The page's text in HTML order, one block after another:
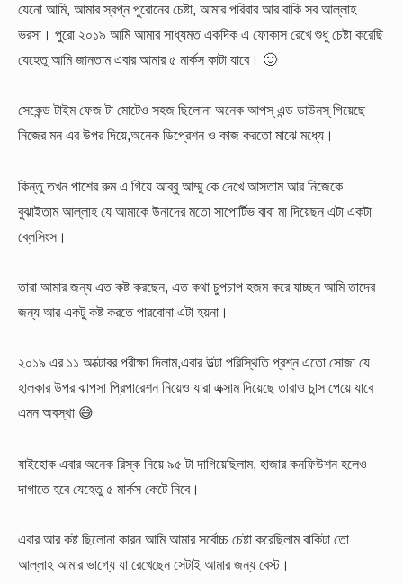
যেনো আমি, আমার স্বপ্ন পুরোনের চেষ্টা, আমার পরিবার আর বাকি সব আল্লাহ
ভরসা। পুরো ২০১৯ আমি আমার সাধ্যমত একদিক এ ফোকাস রেখে শুধু চেষ্টা করেছি
যেহেতু আমি জানতাম এবার আমার ৫ মার্কস কাটা যাবে। 🙂
সেকেন্ড টাইম ফেজ টা মোটেও সহজ ছিলোনা অনেক আপস্ এন্ড ডাউনস্ গিয়েছে
নিজের মন এর উপর দিয়ে,অনেক ডিপ্রেশন ও কাজ করতো মাঝে মধ্যে।
কিন্তু তখন পাশের রুম এ গিয়ে আব্বু আম্মু কে দেখে আসতাম আর নিজেকে
বুঝাইতাম আল্লাহ যে আমাকে উনাদের মতো সাপোর্টিভ বাবা মা দিয়েছন এটা একটা
ব্লেসিংস।
তারা আমার জন্য এত কষ্ট করছেন, এত কথা চুপচাপ হজম করে যাচ্ছন আমি তাদের
জন্য আর একটু কষ্ট করতে পারবোনা এটা হয়না।
২০১৯ এর ১১ অক্টোবর পরীক্ষা দিলাম,এবার উল্টা পরিস্থিতি প্রশ্ন এতো সোজা যে
হালকার উপর ঝাপসা প্রিপারেশন নিয়েও যারা এক্সাম দিয়েছে তারাও চান্স পেয়ে যাবে
এমন অবস্থা 😅
যাইহোক এবার অনেক রিস্ক নিয়ে ৯৫ টা দাগিয়েছিলাম, হাজার কনফিউশন হলেও
দাগাতে হবে যেহেতু ৫ মার্কস কেটে নিবে।
এবার আর কষ্ট ছিলোনা কারন আমি আমার সর্বোচ্চ চেষ্টা করেছিলাম বাকিটা তো
আল্লাহ আমার ভাগ্যে যা রেখেছেন সেটাই আমার জন্য বেস্ট।